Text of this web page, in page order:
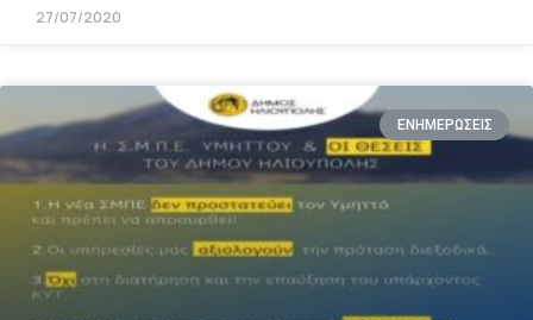
27/07/2020
ΕΝΗΜΕΡΩΣΕΙΣ